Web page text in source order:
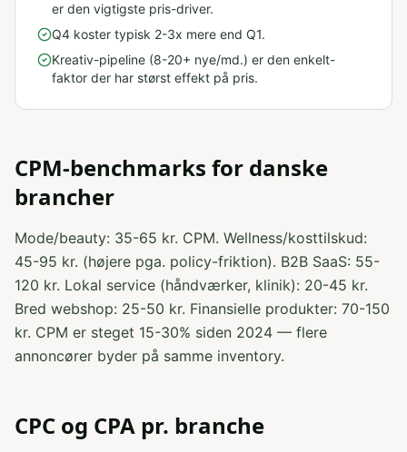
er den vigtigste pris-driver.
Q4 koster typisk 2-3x mere end Q1.
Kreativ-pipeline (8-20+ nye/md.) er den enkelt-
faktor der har størst effekt på pris.
CPM-benchmarks for danske
brancher
Mode/beauty: 35-65 kr. CPM. Wellness/kosttilskud:
45-95 kr. (højere pga. policy-friktion). B2B SaaS: 55-
120 kr. Lokal service (håndværker, klinik): 20-45 kr.
Bred webshop: 25-50 kr. Finansielle produkter: 70-150
kr. CPM er steget 15-30% siden 2024 — flere
annoncører byder på samme inventory.
CPC og CPA pr. branche